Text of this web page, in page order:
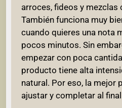
arroces, fideos y mezclas
También funciona muy
cuando quieres una nota
pocos minutos. Sin
empezar con poca
producto tiene alta
natural. Por eso, la mejor
ajustar y completar al